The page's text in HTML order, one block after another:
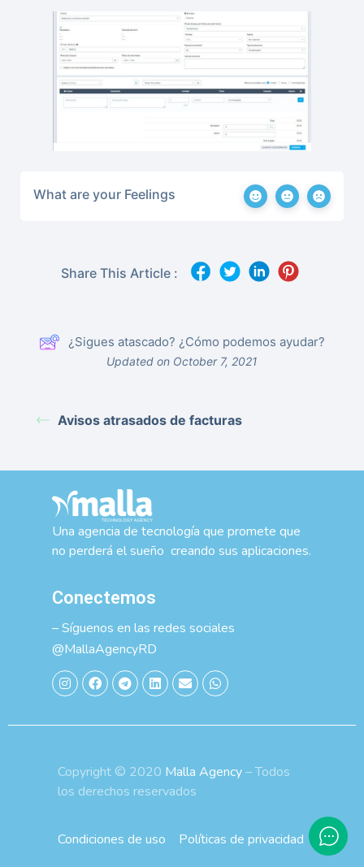
What are your Feelings
Share This Article :
¿Sigues atascado? ¿Cómo podemos ayudar?
Updated on October 7, 2021
Avisos atrasados de facturas
Una agencia de tecnología que promete que
no perderá el sueño creando sus aplicaciones.
Conectemos
– Síguenos en las redes sociales
@MallaAgencyRD
Copyright © 2020 Malla Agency– Todos
los derechos reservados
Condiciones de uso Políticas de privacidad